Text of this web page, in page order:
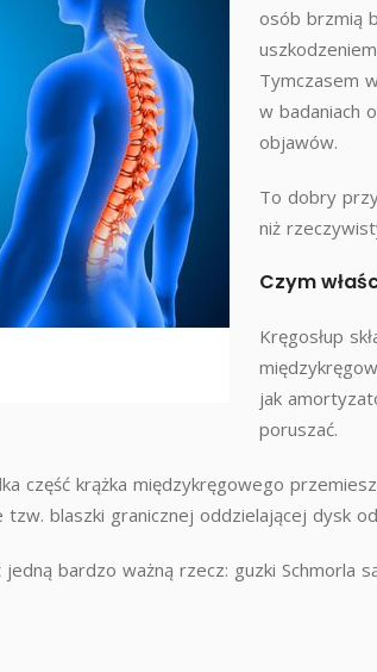
osób brzmią
Tymczasem
w badaniach
objawów.
To dobry
niż
Czym
Kręgosłup
jak
poruszać.
część krążka międzykręgowego
blaszki granicznej oddzielającej dysk
bardzo ważną rzecz: guzki Schmorla